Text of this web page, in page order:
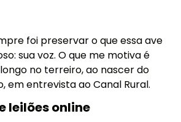
foi preservar o que essa ave
sua voz. O que me motiva é
no terreiro, ao nascer do
em entrevista ao Canal Rural.
leilões online